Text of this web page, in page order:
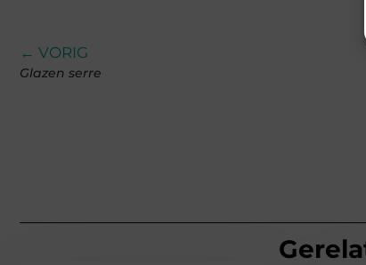
← VORIG
Glazen serre